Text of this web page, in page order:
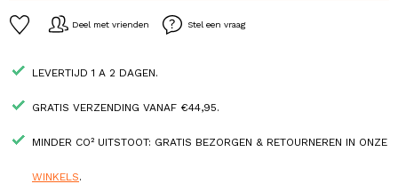
Deel met vrienden Stel een vraag
LEVERTIJD 1 A 2 DAGEN.
GRATIS VERZENDING VANAF €44,95.
MINDER CO² UITSTOOT: GRATIS BEZORGEN & RETOURNEREN IN ONZE
WINKELS.